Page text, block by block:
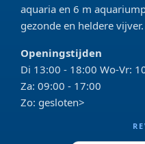
aquaria en 6 m
gezonde en heldere vijver.
Openingstijden
Di 13:00 - 18:00 Wo-Vr:
Za: 09:00 - 17:00
Zo: gesloten>